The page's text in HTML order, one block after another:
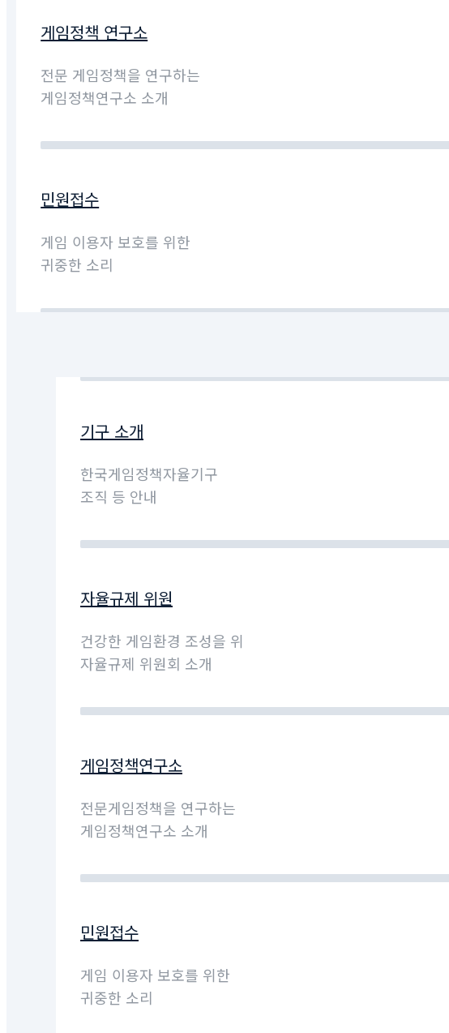
게임정책 연구소
전문 게임정책을 연구하는
게임정책연구소 소개
민원접수
게임 이용자 보호를 위한
귀중한 소리
기구 소개
한국게임정책자율기구
조직 등 안내
자율규제 위원
건강한 게임환경 조성을 위
자율규제 위원회 소개
게임정책연구소
전문게임정책을 연구하는
게임정책연구소 소개
민원접수
게임 이용자 보호를 위한
귀중한 소리